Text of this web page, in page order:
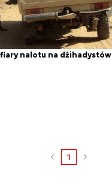
nalotu na dżihadystów
1